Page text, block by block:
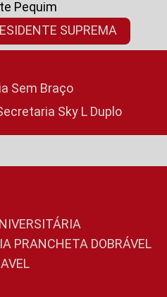
Pequim
SUPREMA
Sem Braço
Sky L Duplo
PRANCHETA DOBRÁVEL